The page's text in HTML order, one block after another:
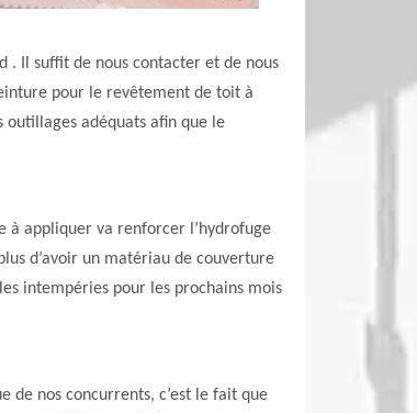
. Il suffit de nous contacter et de nous
pour le revêtement de toit à
adéquats afin que le
à appliquer va renforcer l’hydrofuge
d’avoir un matériau de couverture
intempéries pour les prochains mois
de nos concurrents, c’est le fait que